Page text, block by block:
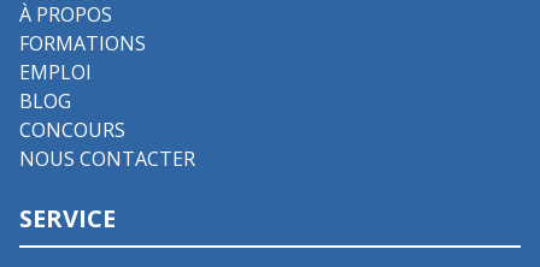
À PROPOS
FORMATIONS
EMPLOI
BLOG
CONCOURS
NOUS CONTACTER
SERVICE